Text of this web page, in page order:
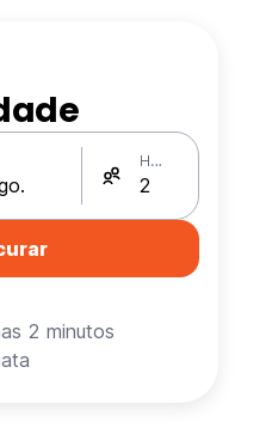
Hóspedes
2 minutos